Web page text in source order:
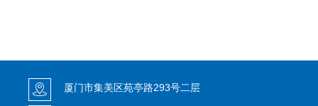
厦门市集美区苑亭路293号二层